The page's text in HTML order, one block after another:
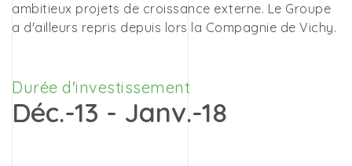
ambitieux projets de croissance externe. Le Groupe
a d'ailleurs repris depuis lors la Compagnie de Vichy.
Durée d'investissement
Déc.-13 - Janv.-18